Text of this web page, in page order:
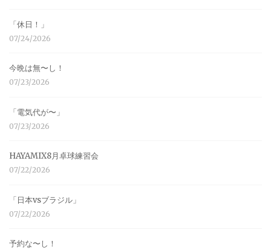
「休日！」
07/24/2026
今晩は無〜し！
07/23/2026
「電気代が〜」
07/23/2026
HAYAMIX8月卓球練習会
07/22/2026
「日本vsブラジル」
07/22/2026
予約な〜し！